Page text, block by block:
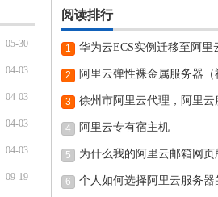
05-30
04-03
04-03
04-03
04-03
09-19
阅读排行
1
华为云ECS实例迁移至阿里
例的
2 阿里云弹性裸金属服务器（
3 徐州市阿里云代理，阿里云
4 阿里云专有宿主机
5 为什么我的阿里云邮箱网页
6 个人如何选择阿里云服务器